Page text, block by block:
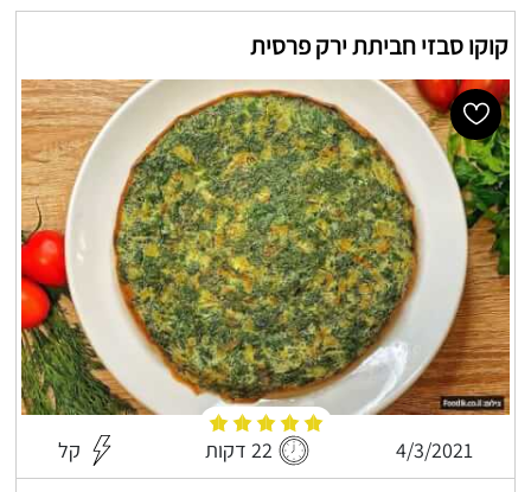
קוקו סבזי חביתת ירק פרסית
4/3/2021 22 דקות קל